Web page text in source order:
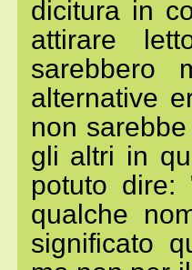
dicitura in
attirare
sarebbero
alternative
non
gli altri in
potuto dire:
qualche
significato